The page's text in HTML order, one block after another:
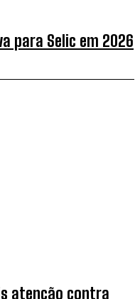
para Selic em 2026
atenção contra